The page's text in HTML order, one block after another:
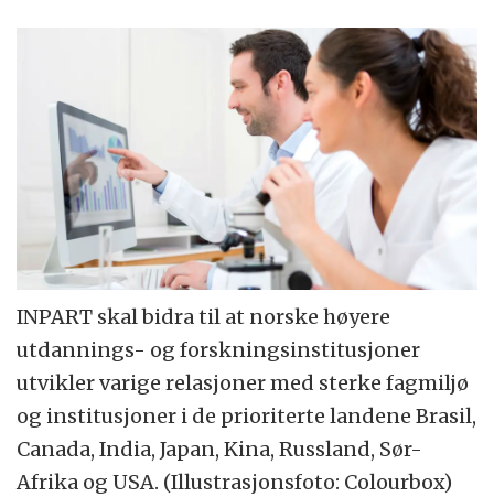
INPART skal bidra til at norske høyere
utdannings- og forskningsinstitusjoner
utvikler varige relasjoner med sterke fagmiljø
og institusjoner i de prioriterte landene Brasil,
Canada, India, Japan, Kina, Russland, Sør-
Afrika og USA. (Illustrasjonsfoto: Colourbox)